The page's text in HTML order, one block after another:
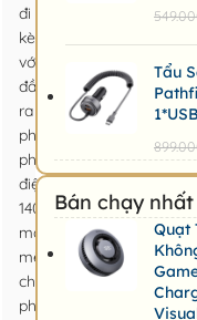
đi
kèm
với
đầu
ra
phân
phối
điện
140w
mạnh
mẽ,
cho
phép
Tẩu
Bán chạy nhất
Quạt